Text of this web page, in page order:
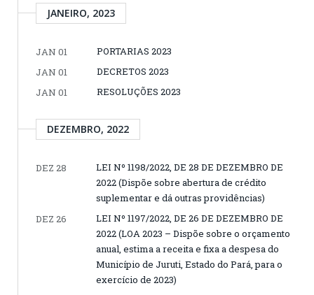
JANEIRO, 2023
JAN 01
PORTARIAS 2023
JAN 01
DECRETOS 2023
JAN 01
RESOLUÇÕES 2023
DEZEMBRO, 2022
DEZ 28
LEI Nº 1198/2022, DE 28 DE DEZEMBRO DE
2022 (Dispõe sobre abertura de crédito
suplementar e dá outras providências)
DEZ 26
LEI Nº 1197/2022, DE 26 DE DEZEMBRO DE
2022 (LOA 2023 – Dispõe sobre o orçamento
anual, estima a receita e fixa a despesa do
Município de Juruti, Estado do Pará, para o
exercício de 2023)